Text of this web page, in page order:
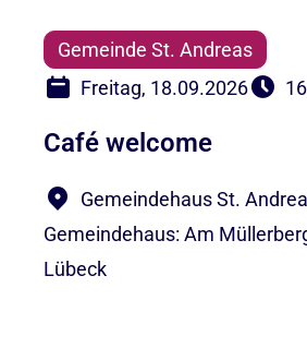
Gemeinde St. Andreas
Freitag, 18.09.2026
Café welcome
Gemeindehaus St.
Gemeindehaus: Am
Lübeck